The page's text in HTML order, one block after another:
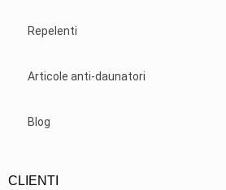
Repelenti
Articole anti-daunatori
Blog
CLIENTI